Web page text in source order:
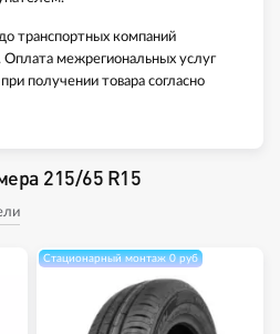
транспортных компаний
Оплата межрегиональных услуг
получении товара согласно
215/65 R15
Стационарный монтаж 0 руб